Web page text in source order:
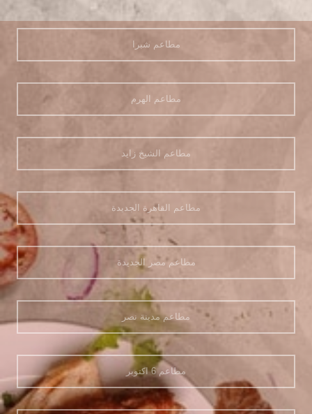
مطاعم شبرا
مطاعم الهرم
مطاعم الشيخ زايد
مطاعم القاهرة الجديدة
مطاعم مصر الجديدة
مطاعم مدينة نصر
مطاعم 6 اكتوبر